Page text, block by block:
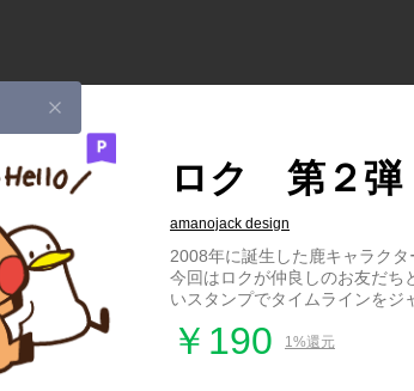
ロク 第２弾
amanojack design
2008年に誕生した鹿キャラク
今回はロクが仲良しのお友だち
いスタンプでタイムラインをジ
￥190 1%還元